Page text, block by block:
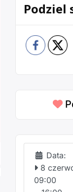
Podziel
Data:
8
09:00